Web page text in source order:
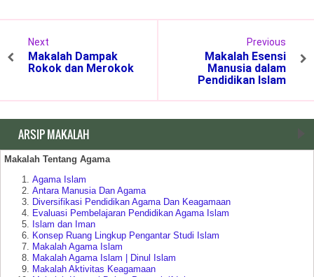
Next
Makalah Dampak
Rokok dan Merokok
Previous
Makalah Esensi
Manusia dalam
Pendidikan Islam
ARSIP MAKALAH
Makalah Tentang Agama
Agama Islam
Antara Manusia Dan Agama
Diversifikasi Pendidikan Agama Dan Keagamaan
Evaluasi Pembelajaran Pendidikan Agama Islam
Islam dan Iman
Konsep Ruang Lingkup Pengantar Studi Islam
Makalah Agama Islam
Makalah Agama Islam | Dinul Islam
Makalah Aktivitas Keagamaan